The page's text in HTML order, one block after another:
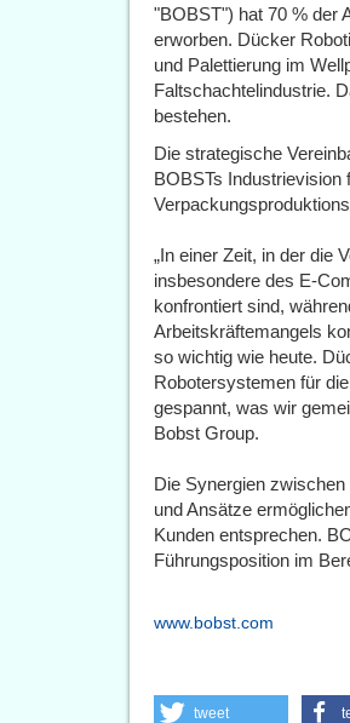
"BOBST") hat 70 % der
erworben. Dücker
und Palettierung im
Faltschachtelindustrie.
bestehen.
Die strategische
BOBSTs Industrievision
„In einer Zeit, in der die
insbesondere des E-
konfrontiert sind,
Arbeitskräftemangels
so wichtig wie heute.
Robotersystemen für
gespannt, was wir
Bobst Group.
Die Synergien
und Ansätze
Kunden entsprechen.
Führungsposition im
www.bobst.com
tweet